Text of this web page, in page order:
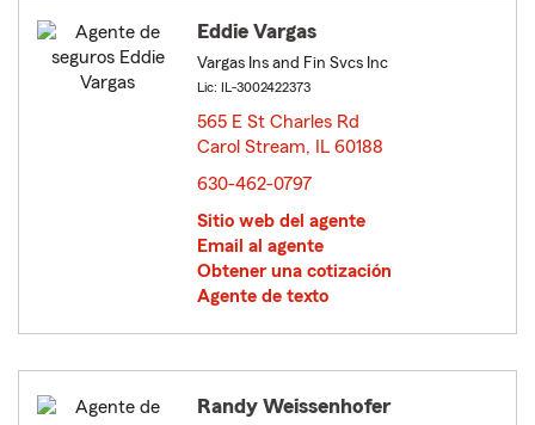
Eddie Vargas
Vargas Ins and Fin Svcs Inc
Lic: IL-3002422373
565 E St Charles Rd
Carol Stream, IL 60188
630-462-0797
Sitio web del agente
Email al agente
Obtener una cotización
Agente de texto
Randy Weissenhofer